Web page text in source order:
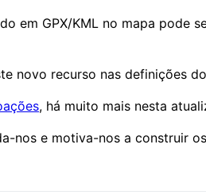
em GPX/KML no mapa pode
novo recurso nas definições
, há muito mais nesta
nos e motiva-nos a construir